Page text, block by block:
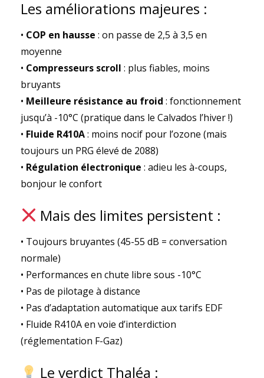
Les améliorations majeures :
• COP en hausse : on passe de 2,5 à 3,5 en
moyenne
• Compresseurs scroll : plus fiables, moins
bruyants
• Meilleure résistance au froid : fonctionnement
jusqu’à -10°C (pratique dans le Calvados l’hiver !)
• Fluide R410A: moins nocif pour l’ozone (mais
toujours un PRG élevé de 2088)
• Régulation électronique : adieu les à-coups,
bonjour le confort
Mais des limites persistent :
• Toujours bruyantes (45-55 dB = conversation
normale)
• Performances en chute libre sous -10°C
• Pas de pilotage à distance
• Pas d’adaptation automatique aux tarifs EDF
• Fluide R410A en voie d’interdiction
(réglementation F-Gaz)
Le verdict Thaléa :